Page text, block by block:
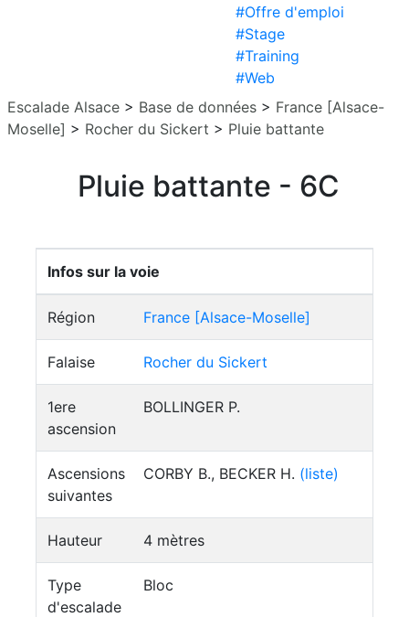
#Offre d'emploi
#Stage
#Training
#Web
Escalade Alsace > Base de données > France [Alsace-
Moselle] > Rocher du Sickert > Pluie battante
Pluie battante - 6C
Infos sur la voie
Région France [Alsace-Moselle]
Falaise Rocher du Sickert
1ere
ascension
BOLLINGER P.
Ascensions
suivantes
CORBY B., BECKER H. (liste)
Hauteur 4 mètres
Type
d'escalade
Bloc